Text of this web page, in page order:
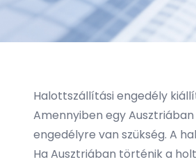
Halottszállítási engedély
Amennyiben egy
engedélyre van szükség. A
Ha Ausztriában történik a